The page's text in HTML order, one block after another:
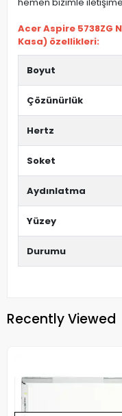
Acer Aspire 5738ZG
Kasa) özellikleri:
Boyut
Çözünürlük
Hertz
Soket
Aydınlatma
Yüzey
Durumu
Recently Viewed